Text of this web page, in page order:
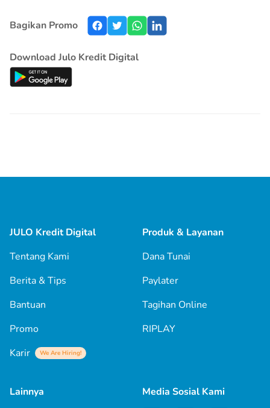
Bagikan Promo
Download Julo Kredit Digital
JULO Kredit Digital
Tentang Kami
Berita & Tips
Bantuan
Promo
Karir
We Are Hiring!
Produk & Layanan
Dana Tunai
Paylater
Tagihan Online
RIPLAY
Lainnya
Media Sosial Kami